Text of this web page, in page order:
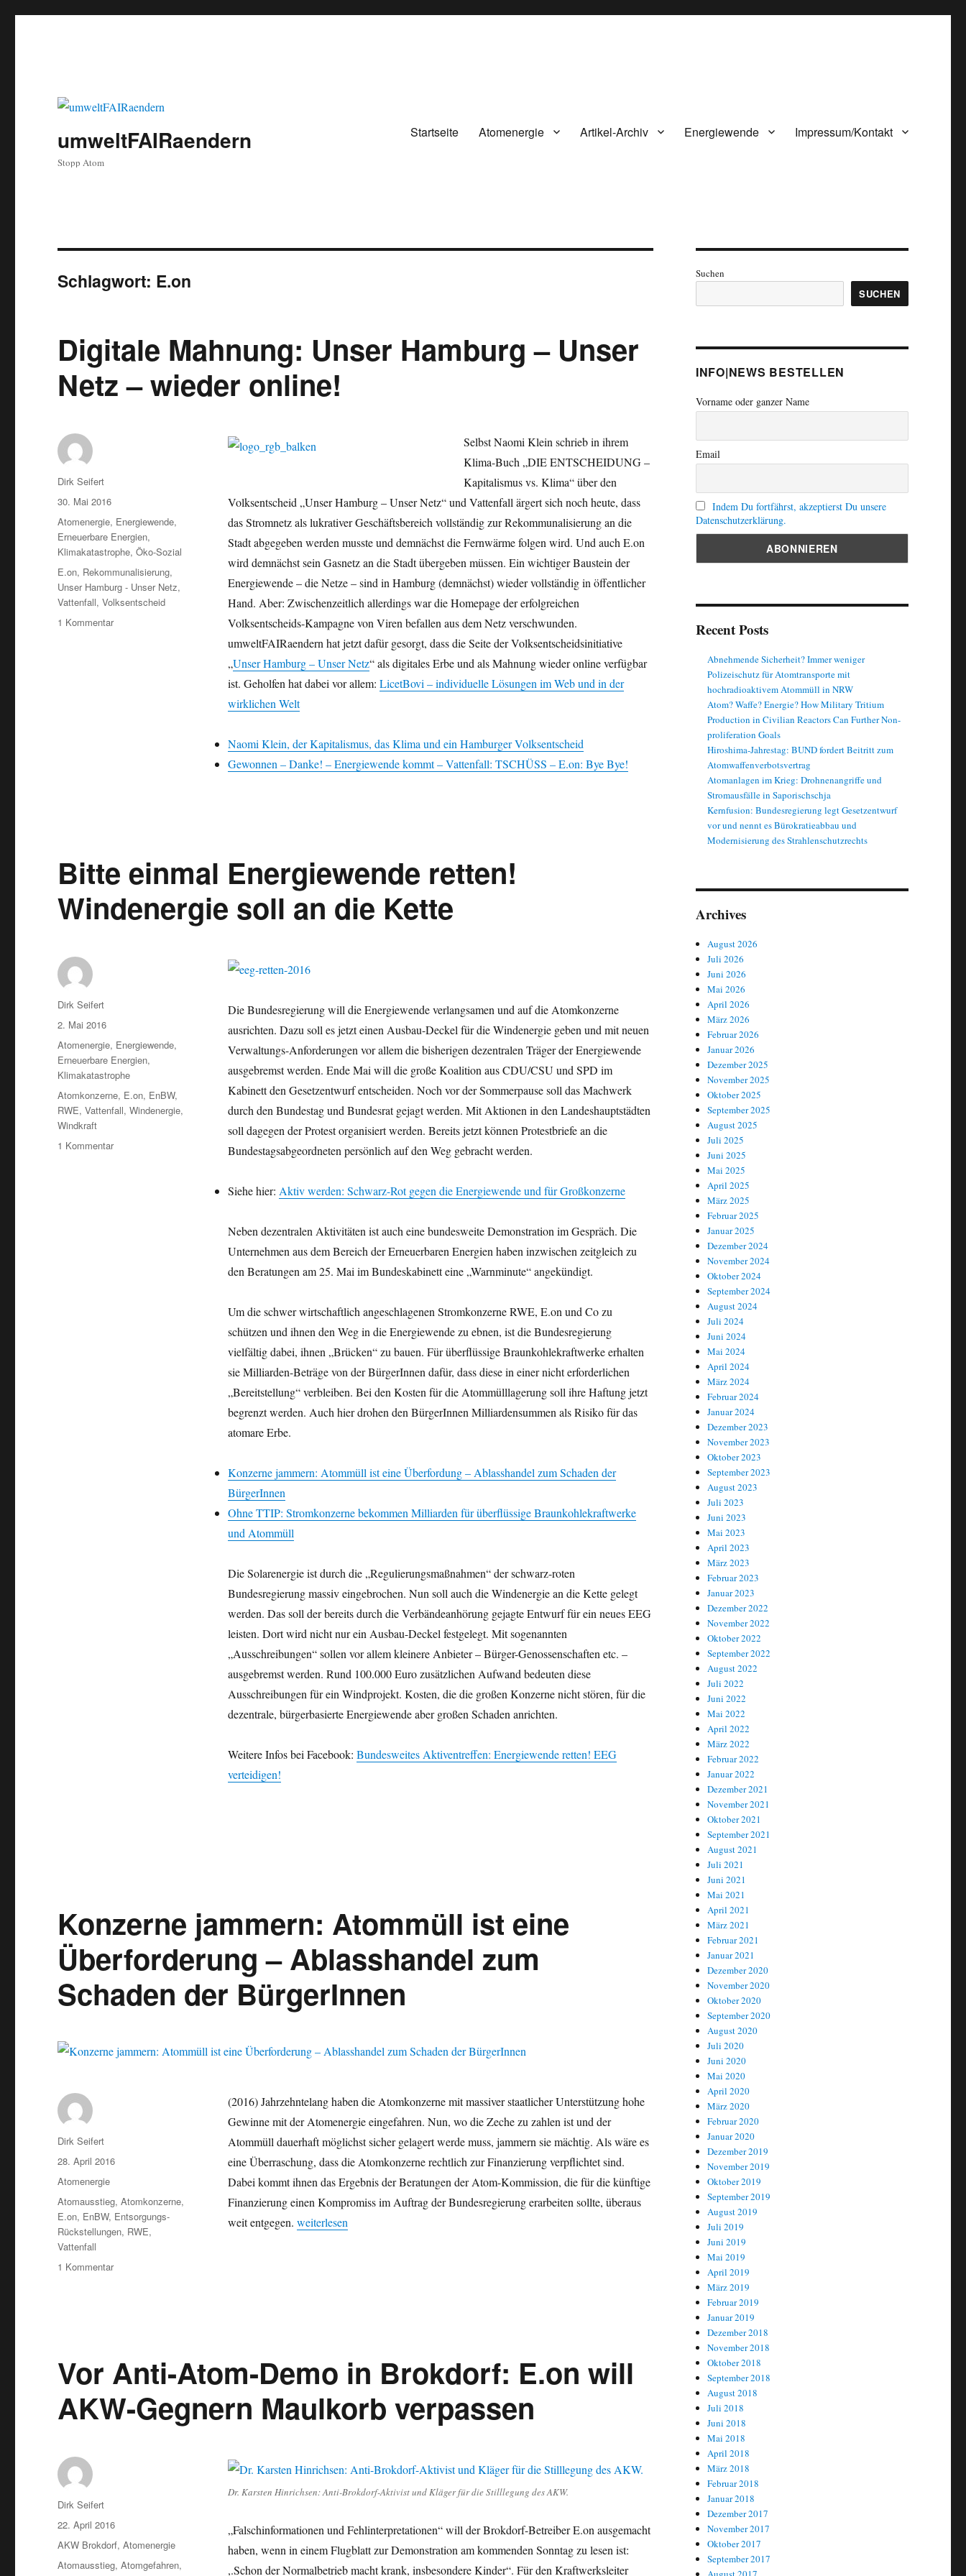
umweltFAIRaendern
Stopp Atom
Startseite Atomenergie Artikel-Archiv Energiewende Impressum/Kontakt
Schlagwort: E.on
Digitale Mahnung: Unser Hamburg – Unser
Netz – wieder online!
Selbst Naomi Klein schrieb in ihrem
Klima-Buch „DIE ENTSCHEIDUNG –
Kapitalismus vs. Klima“ über den
Volksentscheid „Unser Hamburg – Unser Netz“ und Vattenfall ärgert sich noch heute, dass
das Stromnetz als lukrativer Geschäftsbereich vollständig zur Rekommunalisierung an die
Stadt abgegeben werden musste und demnächst die Fernwärme folgen wird. Und auch E.on
wird demnächst sein Gasnetz an die Stadt übergeben müssen. Ein wichtiger Baustein der
Energiewende – die Netze – sind in Hamburg (demnächst) wieder vollständig in öffentlicher
Hand. Aber: Zwischenzeitlich allerdings war die Homepage der erfolgreichen
Volksentscheids-Kampagne von Viren befallen aus dem Netz verschwunden.
umweltFAIRaendern hat jetzt dafür gesorgt, dass die Seite der Volksentscheidsinitiative
„Unser Hamburg – Unser Netz“ als digitales Erbe und als Mahnung wieder online verfügbar
ist. Geholfen hat dabei vor allem: LicetBovi – individuelle Lösungen im Web und in der
wirklichen Welt
Naomi Klein, der Kapitalismus, das Klima und ein Hamburger Volksentscheid
Gewonnen – Danke! – Energiewende kommt – Vattenfall: TSCHÜSS – E.on: Bye Bye!
Autor
Dirk Seifert
Veröffentlicht
am
30. Mai 2016
Kategorien
Atomenergie, Energiewende,
Erneuerbare Energien,
Klimakatastrophe,Öko-Sozial
Schlagwörter
E.on, Rekommunalisierung,
Unser Hamburg - Unser Netz,
Vattenfall,Volksentscheid
1 Kommentarzu
Bitte einmal Energiewende retten!
Windenergie soll an die Kette
Die Bundesregierung will die Energiewende verlangsamen und auf die Atomkonzerne
ausrichten. Dazu soll es jetzt einen Ausbau-Deckel für die Windenergie geben und mit neuen
Verwaltungs-Anforderungen vor allem die bisherigen dezentralen Träger der Energiewende
ausgebremst werden. Ende Mai will die große Koalition aus CDU/CSU und SPD im
Kabinett den Gesetzentwurf entscheiden. Noch vor der Sommerpause soll das Machwerk
durch den Bundestag und Bundesrat gejagt werden. Mit Aktionen in den Landeshauptstädten
soll dagegen der Protest organisiert werden. Bereits jetzt können Protestbriefe an die
Bundestagsabgeordneten persönlich auf den Weg gebracht werden.
Siehe hier: Aktiv werden: Schwarz-Rot gegen die Energiewende und für Großkonzerne
Neben dezentralen Aktivitäten ist auch eine bundesweite Demonstration im Gespräch. Die
Unternehmen aus dem Bereich der Erneuerbaren Energien haben inzwischen zeitgleich zu
den Beratungen am 25. Mai im Bundeskabinett eine „Warnminute“ angekündigt.
Um die schwer wirtschaftlich angeschlagenen Stromkonzerne RWE, E.on und Co zu
schützen und ihnen den Weg in die Energiewende zu ebnen, ist die Bundesregierung
vielfältig dabei, ihnen „Brücken“ zu bauen. Für überflüssige Braunkohlekraftwerke erhalten
sie Milliarden-Beträge von der BürgerInnen dafür, dass diese in einer nicht erforderlichen
„Bereitstellung“ verbleiben. Bei den Kosten für die Atommülllagerung soll ihre Haftung jetzt
begrenzt werden. Auch hier drohen den BürgerInnen Milliardensummen als Risiko für das
atomare Erbe.
Konzerne jammern: Atommüll ist eine Überfordung – Ablasshandel zum Schaden der
BürgerInnen
Ohne TTIP: Stromkonzerne bekommen Milliarden für überflüssige Braunkohlekraftwerke
und Atommüll
Die Solarenergie ist durch die „Regulierungsmaßnahmen“ der schwarz-roten
Bundesregierung massiv eingebrochen. Nun soll auch die Windenergie an die Kette gelegt
werden. Das soll der bereits durch die Verbändeanhörung gejagte Entwurf für ein neues EEG
leisten. Dort wird nicht nur ein Ausbau-Deckel festgelegt. Mit sogenannten
„Ausschreibungen“ sollen vor allem kleinere Anbieter – Bürger-Genossenschaften etc. –
ausgebremst werden. Rund 100.000 Euro zusätzlichen Aufwand bedeuten diese
Ausschreibungen für ein Windprojekt. Kosten, die die großen Konzerne nicht stören, für die
dezentrale, bürgerbasierte Energiewende aber großen Schaden anrichten.
Weitere Infos bei Facebook: Bundesweites Aktiventreffen: Energiewende retten! EEG
verteidigen!
Autor
Dirk Seifert
Veröffentlicht
am
2. Mai 2016
Kategorien
Atomenergie, Energiewende,
Erneuerbare Energien,
Klimakatastrophe
Schlagwörter
Atomkonzerne, E.on, EnBW,
RWE,Vattenfall,Windenergie,
Windkraft
1 Kommentarzu
Konzerne jammern: Atommüll ist eine
Überforderung – Ablasshandel zum
Schaden der BürgerInnen
(2016) Jahrzehntelang haben die Atomkonzerne mit massiver staatlicher Unterstützung hohe
Gewinne mit der Atomenergie eingefahren. Nun, wo die Zeche zu zahlen ist und der
Atommüll dauerhaft möglichst sicher gelagert werde muss, jammern sie mächtig. Als wäre es
eine Überraschung, dass die Atomkonzerne rechtlich zur Finanzierung verpflichtet sind.
Dabei kommt ihnen das Ergebnis der Beratungen der Atom-Kommission, die für die künftige
Finanzierung einen Kompromiss im Auftrag der Bundesregierung erarbeiten sollte, überaus
weit entgegen. „Konzerne jammern: Atommüll ist eine Überforderung – Ablasshandel zum Schaden der BürgerInnen“
weiterlesen
Autor
Dirk Seifert
Veröffentlicht
am
28. April 2016
Kategorien
Atomenergie
Schlagwörter
Atomausstieg,Atomkonzerne,
E.on, EnBW, Entsorgungs-
Rückstellungen, RWE,
Vattenfall
1 Kommentarzu
–
Ablasshandel
zum
Schaden
Vor Anti-Atom-Demo in Brokdorf: E.on will
AKW-Gegnern Maulkorb verpassen
Dr. Karsten Hinrichsen: Anti-Brokdorf-Aktivist und Kläger für die Stilllegung des AKW.
„Falschinformationen und Fehlinterpretationen“ will der Brokdorf-Betreiber E.on ausgemacht
haben, wenn in einem Flugblatt zur Demonstration am kommenden Sonntag zu lesen ist:
,.Schon der Normalbetrieb macht krank, insbesondere Kinder“. Für den Kraftwerksleiter
Autor
Dirk Seifert
Veröffentlicht
am
22. April 2016
Kategorien
AKW Brokdorf,Atomenergie
Schlagwörter
Atomausstieg,Atomgefahren,
Suchen
SUCHEN
INFO|NEWS BESTELLEN
Vorname oder ganzer Name
Email
Indem Du fortfährst, akzeptierst Du unsere
Datenschutzerklärung.
Recent Posts
Abnehmende Sicherheit? Immer weniger
Polizeischutz für Atomtransporte mit
hochradioaktivem Atommüll in NRW
Atom? Waffe? Energie? How Military Tritium
Production in Civilian Reactors Can Further Non-
proliferation Goals
Hiroshima-Jahrestag: BUND fordert Beitritt zum
Atomwaffenverbotsvertrag
Atomanlagen im Krieg: Drohnenangriffe und
Stromausfälle in Saporischschja
Kernfusion: Bundesregierung legt Gesetzentwurf
vor und nennt es Bürokratieabbau und
Modernisierung des Strahlenschutzrechts
Archives
August 2026
Juli 2026
Juni 2026
Mai 2026
April 2026
März 2026
Februar 2026
Januar 2026
Dezember 2025
November 2025
Oktober 2025
September 2025
August 2025
Juli 2025
Juni 2025
Mai 2025
April 2025
März 2025
Februar 2025
Januar 2025
Dezember 2024
November 2024
Oktober 2024
September 2024
August 2024
Juli 2024
Juni 2024
Mai 2024
April 2024
März 2024
Februar 2024
Januar 2024
Dezember 2023
November 2023
Oktober 2023
September 2023
August 2023
Juli 2023
Juni 2023
Mai 2023
April 2023
März 2023
Februar 2023
Januar 2023
Dezember 2022
November 2022
Oktober 2022
September 2022
August 2022
Juli 2022
Juni 2022
Mai 2022
April 2022
März 2022
Februar 2022
Januar 2022
Dezember 2021
November 2021
Oktober 2021
September 2021
August 2021
Juli 2021
Juni 2021
Mai 2021
April 2021
März 2021
Februar 2021
Januar 2021
Dezember 2020
November 2020
Oktober 2020
September 2020
August 2020
Juli 2020
Juni 2020
Mai 2020
April 2020
März 2020
Februar 2020
Januar 2020
Dezember 2019
November 2019
Oktober 2019
September 2019
August 2019
Juli 2019
Juni 2019
Mai 2019
April 2019
März 2019
Februar 2019
Januar 2019
Dezember 2018
November 2018
Oktober 2018
September 2018
August 2018
Juli 2018
Juni 2018
Mai 2018
April 2018
März 2018
Februar 2018
Januar 2018
Dezember 2017
November 2017
Oktober 2017
September 2017